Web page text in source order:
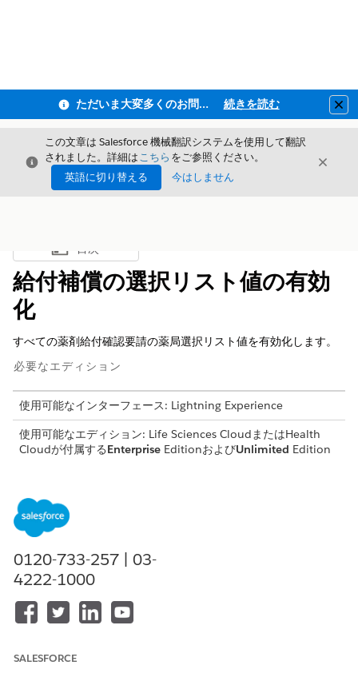
ただいま大変多くのお問い合わせをいただいており、ご連絡までにお時間を頂戴しております 続きを読む
閉じる
この文章は Salesforce 機械翻訳システムを使用して翻訳
されました。詳細はこちら をご参照ください。
英語に切り替える
今はしません
閉じる
目次を表示
目次
給付補償の選択リスト値の有効
化
すべての薬剤給付確認要請の薬局選択リスト値を有効化します。
必要なエディション
使用可能なインターフェース: Lightning Experience
使用可能なエディション: Life Sciences CloudまたはHealth
Cloudが付属するEnterprise EditionおよびUnlimited Edition
給付補償を編集する
これらの Salesforce オブジェクトとその項目の選択リスト値を含
0120-733-257 | 03-
4222-1000
SALESFORCE